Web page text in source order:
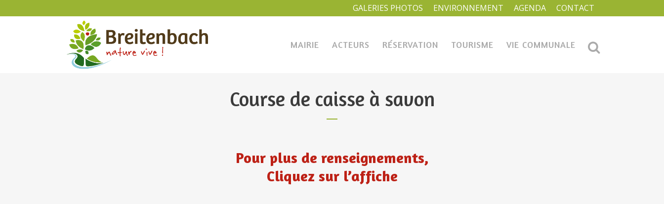
GALERIES PHOTOS ENVIRONNEMENT AGENDA CONTACT
MAIRIE ACTEURS RÉSERVATION TOURISME VIE COMMUNALE
Course de caisse à savon
Pour plus de renseignements,
Cliquez sur l’affiche